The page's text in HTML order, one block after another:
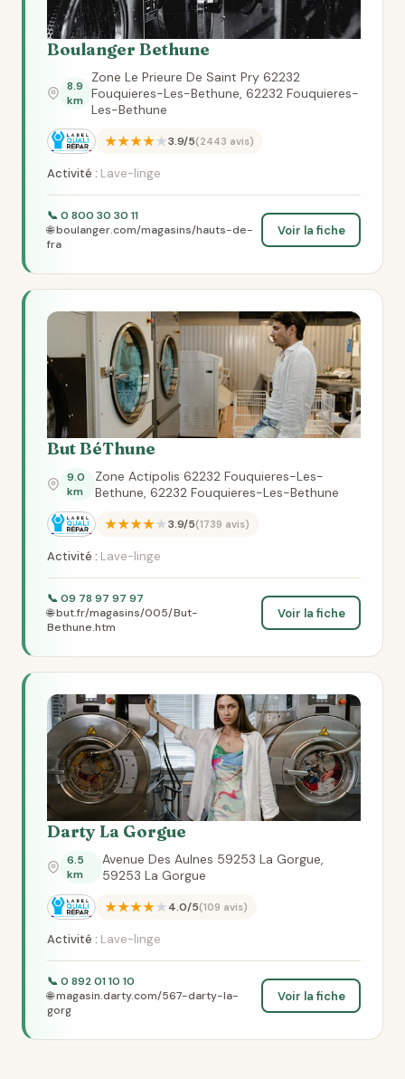
Boulanger Bethune
8.9
km
Zone Le Prieure De Saint Pry 62232
Fouquieres-Les-Bethune, 62232 Fouquieres-
Les-Bethune
★★★★★3.9/5(2443 avis)
Activité : Lave-linge
📞 0 800 30 30 11
🌐 boulanger.com/magasins/hauts-de-
fra
Voir la fiche
But BéThune
9.0
km
Zone Actipolis 62232 Fouquieres-Les-
Bethune, 62232 Fouquieres-Les-Bethune
★★★★★3.9/5(1739 avis)
Activité : Lave-linge
📞 09 78 97 97 97
🌐 but.fr/magasins/005/But-
Bethune.htm
Voir la fiche
Darty La Gorgue
6.5
km
Avenue Des Aulnes 59253 La Gorgue,
59253 La Gorgue
★★★★★4.0/5(109 avis)
Activité : Lave-linge
📞 0 892 01 10 10
🌐 magasin.darty.com/567-darty-la-
gorg
Voir la fiche